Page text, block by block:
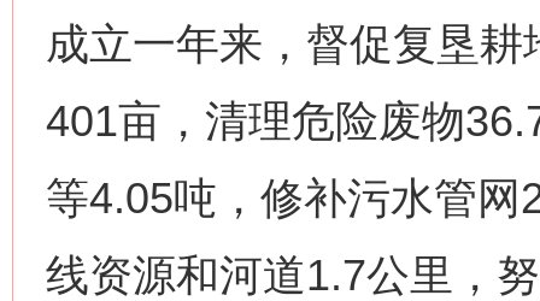
成立一年来，督促复垦
401亩，清理危险废物
等4.05吨，修补污水管
线资源和河道1.7公里，